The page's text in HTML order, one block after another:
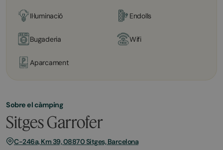
Il·luminació Endolls
Bugaderia Wifi
Aparcament
Sobre el càmping
Sitges Garrofer
C-246a, Km 39, 08870 Sitges, Barcelona